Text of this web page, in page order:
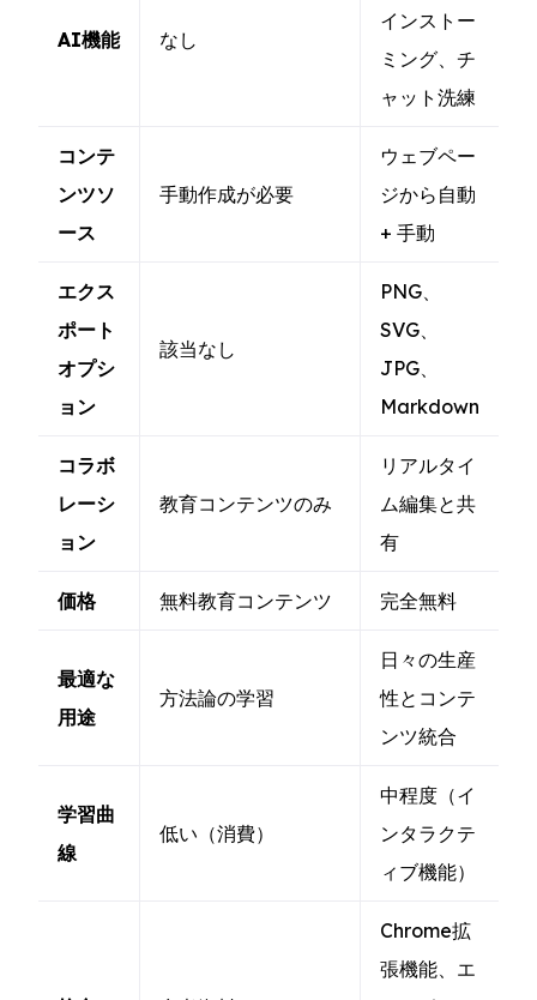
AI機能 なし
インストー
ミング、チ
ャット洗練
コンテ
ンツソ
ース
手動作成が必要
ウェブペー
ジから自動
+ 手動
エクス
ポート
オプシ
ョン
該当なし
PNG、
SVG、
JPG、
Markdown
コラボ
レーシ
ョン
教育コンテンツのみ
リアルタイ
ム編集と共
有
価格 無料教育コンテンツ 完全無料
最適な
用途
方法論の学習
日々の生産
性とコンテ
ンツ統合
学習曲
線
低い（消費）
中程度（イ
ンタラクテ
ィブ機能）
Chrome拡
張機能、エ